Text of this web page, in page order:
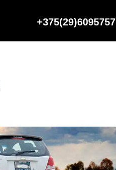
+375(29)6095757